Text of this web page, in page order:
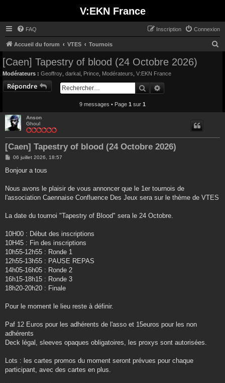
V:EKN France
FAQ Connexion
Inscription
Accueil du forum VTES Tournois
[Caen] Tapestry of blood (24 Octobre 2026)
Modérateurs : Geoffroy darkal Prince Modérateurs V:EKN France
Répondre Rechercher
9 messages • Page 1 sur 1
Anson
Ghoul
[Caen] Tapestry of blood (24 Octobre 2026)
M
s
g
06 juillet 2026, 18:57
Bonjour a tous
Nous avons le plaisir de vous annoncer que le 1er tournois de
l'association Caennaise Confluence Des Jeux sera sur le thème de VTES
La date du tournoi "Tapestry of Blood" sera le 24 Octobre.
10H00 : Début des inscriptions
10H45 : Fin des inscriptions
10h55-12h55 : Ronde 1
12h55-13h55 : PAUSE REPAS
14h05-16h05 : Ronde 2
16h15-18h15 : Ronde 3
18h20-20h20 : Finale
Pour le moment le lieu reste à définir.
Paf 12 Euros pour les adhérents de l'asso et 15euros pour les non
adhérents
Deck légal, sleeves opaques obligatoires, les proxys sont autorisées.
Lots : les cartes promos du moment seront prévues pour chaque
participant, avec des cartes en plus.